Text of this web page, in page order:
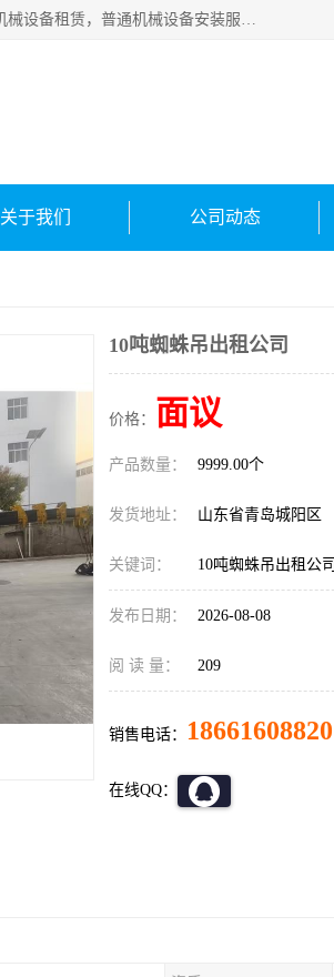
青岛高晟工程机械租赁有限公司成立于2015年，注册地位于山东省青岛市。经营范围包括：机械设备租赁，普通机械设备安装服务，电子、机械设备维护，专用设备修理，通用设备修理，机械设备销售，环境保护专用设备销售，建筑材料销售，专业保洁、清洗、消毒服务，劳动保护用品销售，信息技术咨询服务，汽车拖车、求援、清障服务，物业管理；工程管理服务，货物进出口，技术进出口，汽车销售，新能源汽车整车销售等。
关于我们 公司动态
10吨蜘蛛吊出租公司
价格： 面议
产品数量： 9999.00个
发货地址： 山东省青岛城阳区
关键词： 10吨蜘蛛吊出租公司
发布日期： 2026-08-08
阅 读 量： 209
销售电话： 18661608820
在线QQ：